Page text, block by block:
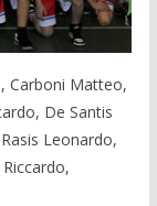
Carboni Matteo,
De Santis
Leonardo,